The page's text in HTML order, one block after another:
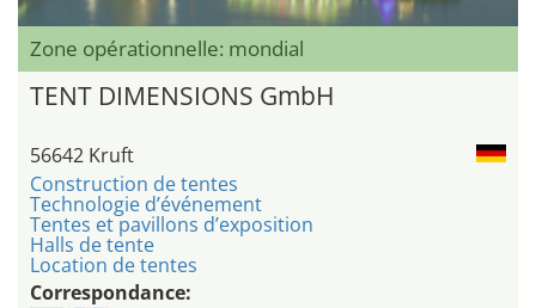
Zone opérationnelle: mondial
TENT DIMENSIONS GmbH
56642 Kruft
Construction de tentes
Technologie d’événement
Tentes et pavillons d’exposition
Halls de tente
Location de tentes
Correspondance: